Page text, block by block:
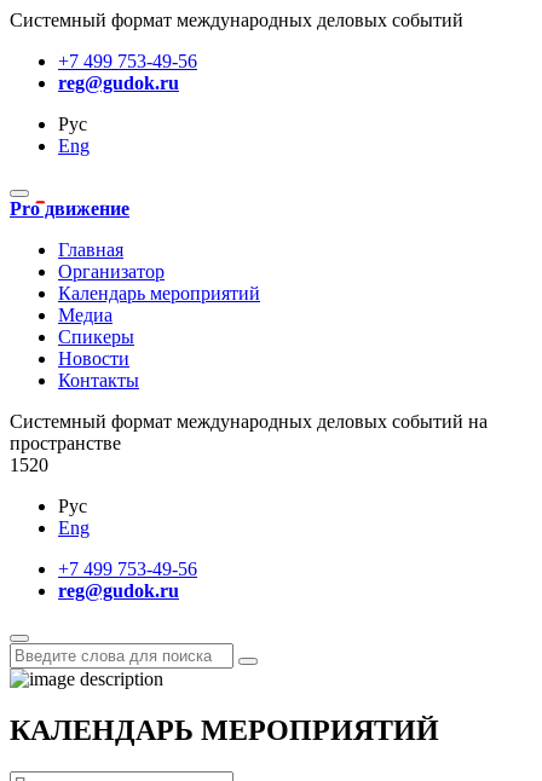
Системный формат международных деловых событий
+7 499 753-49-56
reg@gudok.ru
Рус
Eng
Pro движение
Главная
Организатор
Календарь мероприятий
Медиа
Спикеры
Новости
Контакты
Cистемный формат международных деловых событий на
пространстве
1520
Рус
Eng
+7 499 753-49-56
reg@gudok.ru
КАЛЕНДАРЬ МЕРОПРИЯТИЙ